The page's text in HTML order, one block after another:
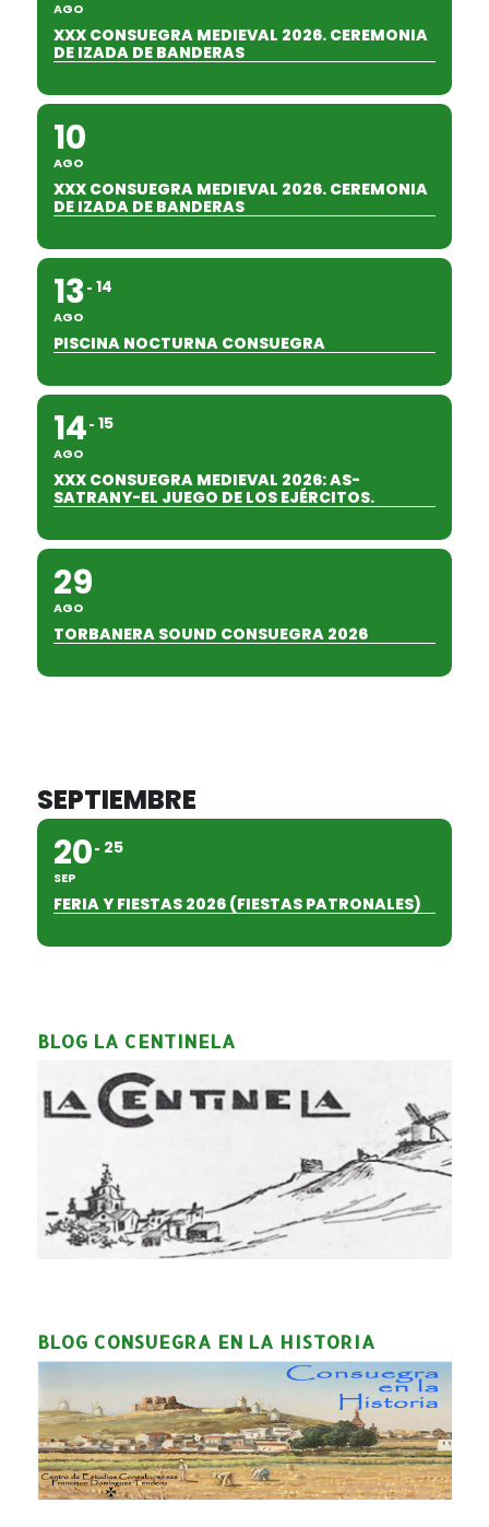
AGO
XXX CONSUEGRA MEDIEVAL 2026. CEREMONIA
DE IZADA DE BANDERAS
10
AGO
XXX CONSUEGRA MEDIEVAL 2026. CEREMONIA
DE IZADA DE BANDERAS
13
AGO
14
PISCINA NOCTURNA CONSUEGRA
14
AGO
15
XXX CONSUEGRA MEDIEVAL 2026: AS-
SATRANY-EL JUEGO DE LOS EJÉRCITOS.
29
AGO
TORBANERA SOUND CONSUEGRA 2026
SEPTIEMBRE
20
SEP
25
FERIA Y FIESTAS 2026 (FIESTAS PATRONALES)
BLOG LA CENTINELA
BLOG CONSUEGRA EN LA HISTORIA